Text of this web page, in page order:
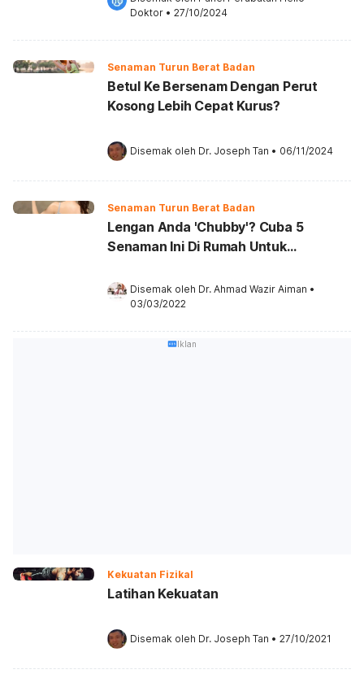
Doktor • 27/10/2024
Senaman Turun Berat Badan
Betul Ke Bersenam Dengan Perut
Kosong Lebih Cepat Kurus?
Disemak oleh Dr. Joseph Tan • 06/11/2024
Senaman Turun Berat Badan
Lengan Anda 'Chubby'? Cuba 5
Senaman Ini Di Rumah Untuk
Disemak oleh Dr. Ahmad Wazir Aiman •
03/03/2022
Iklan
Kekuatan Fizikal
Latihan Kekuatan
Disemak oleh Dr. Joseph Tan • 27/10/2021